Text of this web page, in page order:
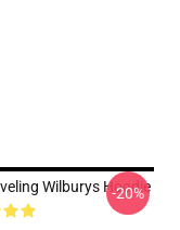
Wilburys Hoodie
-20%